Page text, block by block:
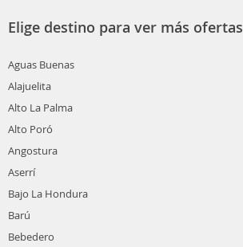
Elige destino para ver más ofertas
Aguas Buenas
Alajuelita
Alto La Palma
Alto Poró
Angostura
Aserrí
Bajo La Hondura
Barú
Bebedero